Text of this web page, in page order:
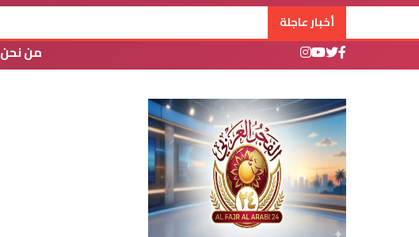
أخبار عاجلة
من نحن